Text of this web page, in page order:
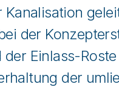
der
Einlass-
der